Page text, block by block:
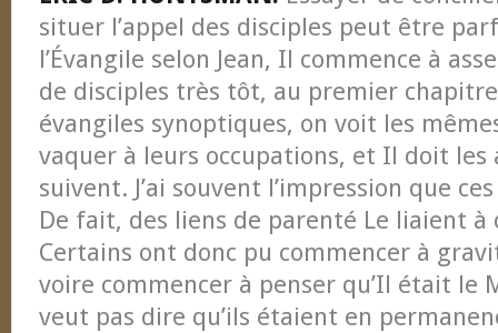
situer l’appel des disciples peut être
l’Évangile selon Jean, Il commence à
de disciples très tôt, au premier
évangiles synoptiques, on voit les
vaquer à leurs occupations, et Il doit les
suivent. J’ai souvent l’impression que
De fait, des liens de parenté Le liaient à
Certains ont donc pu commencer à
voire commencer à penser qu’Il était le
veut pas dire qu’ils étaient en